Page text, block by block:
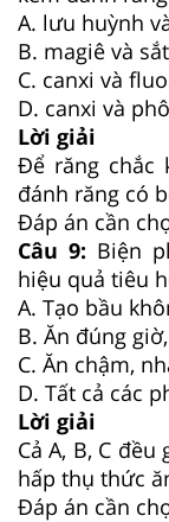
A. lưu huỳnh
B. magiê và
C. canxi và
D. canxi và
Lời giải
Để răng chắc
đánh răng có
Đáp án cần
Câu 9: Biện
hiệu quả tiêu
A. Tạo bầu
B. Ăn đúng
C. Ăn chậm,
D. Tất cả các
Lời giải
Cả A, B, C
hấp thụ thức
Đáp án cần